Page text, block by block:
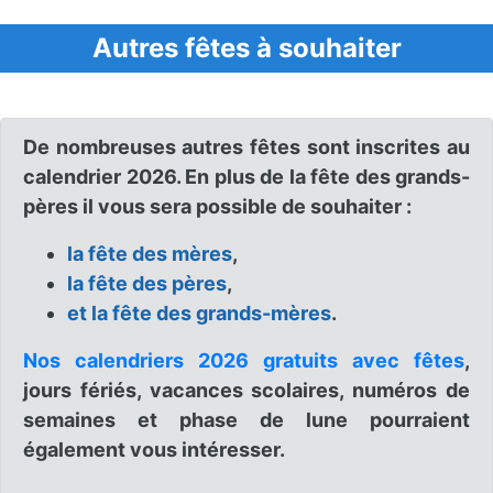
Autres fêtes à souhaiter
De nombreuses autres fêtes sont inscrites au
calendrier 2026. En plus de la fête des grands-
pères il vous sera possible de souhaiter :
la fête des mères,
la fête des pères,
et la fête des grands-mères.
Nos calendriers 2026 gratuits avec fêtes,
jours fériés, vacances scolaires, numéros de
semaines et phase de lune pourraient
également vous intéresser.